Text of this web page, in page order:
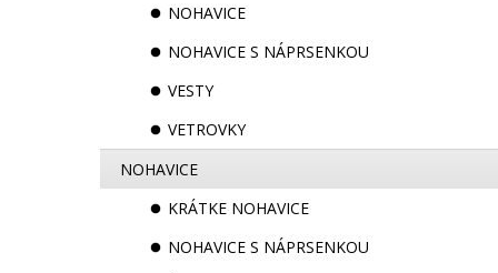
NOHAVICE
NOHAVICE S NÁPRSENKOU
VESTY
VETROVKY
NOHAVICE
KRÁTKE NOHAVICE
NOHAVICE S NÁPRSENKOU